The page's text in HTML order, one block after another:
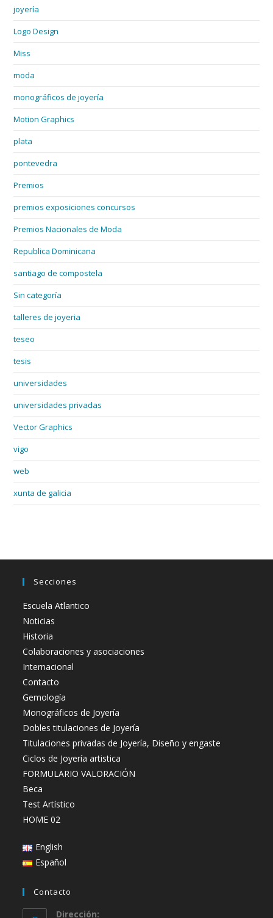
joyería
Logo Design
Miss
moda
monográficos de joyería
Motion Graphics
plata
pontevedra
Premios
premios exposiciones concursos
Premios Nacionales de Moda
Republica Dominicana
santiago de compostela
Sin categoría
talleres de joyeria
teseo
tesis
universidades
universidades privadas
Vector Graphics
vigo
web
xunta de galicia
Secciones
Escuela Atlantico
Noticias
Historia
Colaboraciones y asociaciones
Internacional
Contacto
Gemología
Monográficos de Joyería
Dobles titulaciones de Joyería
Titulaciones privadas de Joyería, Diseño y engaste
Ciclos de Joyería artistica
FORMULARIO VALORACIÓN
Beca
Test Artístico
HOME 02
English
Español
Contacto
Dirección: